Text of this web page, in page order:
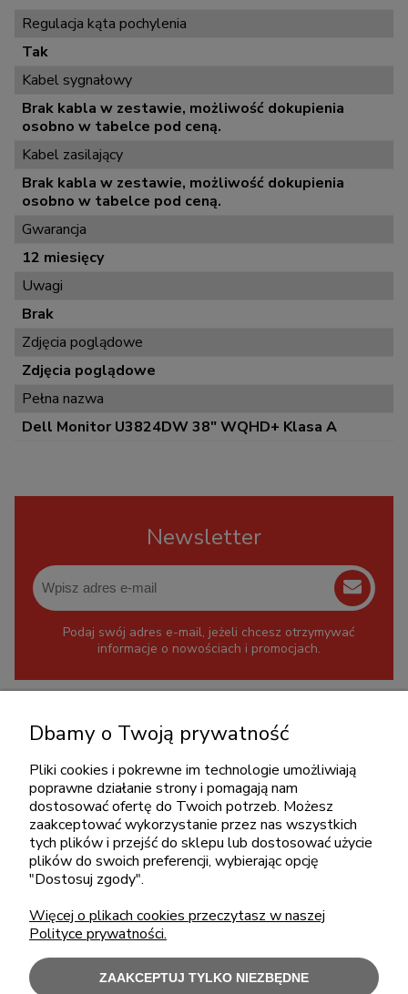
Regulacja kąta pochylenia
Tak
Kabel sygnałowy
Brak kabla w zestawie, możliwość dokupienia
osobno w tabelce pod ceną.
Kabel zasilający
Brak kabla w zestawie, możliwość dokupienia
osobno w tabelce pod ceną.
Gwarancja
12 miesięcy
Uwagi
Brak
Zdjęcia poglądowe
Zdjęcia poglądowe
Pełna nazwa
Dell Monitor U3824DW 38" WQHD+ Klasa A
Newsletter
Podaj swój adres e-mail, jeżeli chcesz otrzymywać
informacje o nowościach i promocjach.
+48 717345566
pon.-piąt.: 08:00-16:00
sklep@cebit.pl
ZAKUPY
POMOC
MOJE KONTO
Dbamy o Twoją prywatność
Pliki cookies i pokrewne im technologie umożliwiają
poprawne działanie strony i pomagają nam
dostosować ofertę do Twoich potrzeb. Możesz
zaakceptować wykorzystanie przez nas wszystkich
tych plików i przejść do sklepu lub dostosować użycie
plików do swoich preferencji, wybierając opcję
"Dostosuj zgody".
Więcej o plikach cookies przeczytasz w naszej
Polityce prywatności.
ZAAKCEPTUJ TYLKO NIEZBĘDNE